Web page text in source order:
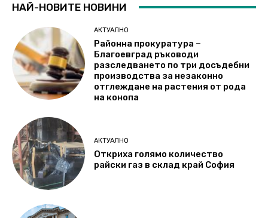
НАЙ-НОВИТЕ НОВИНИ
АКТУАЛНО
Районна прокуратура –
Благоевград ръководи
разследването по три досъдебни
производства за незаконно
отглеждане на растения от рода
на конопа
АКТУАЛНО
Откриха голямо количество
райски газ в склад край София